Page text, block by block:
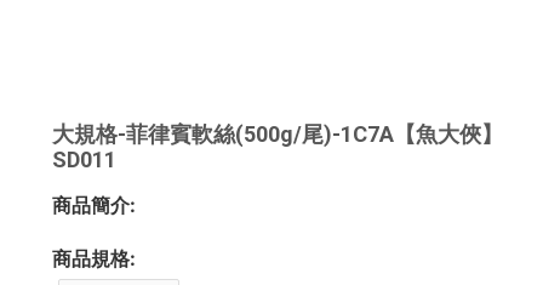
大規格-菲律賓軟絲(500g/尾)-1C7A【魚大俠】
SD011
商品簡介:
商品規格: